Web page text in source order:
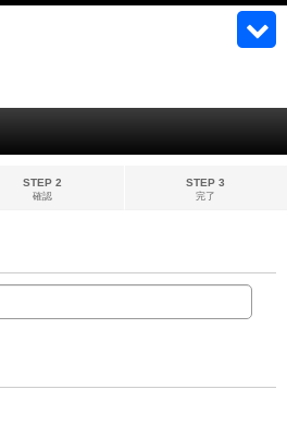
STEP 2
確認
STEP 3
完了